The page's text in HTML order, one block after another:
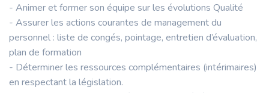
- Animer et former son équipe sur les évolutions Qualité
- Assurer les actions courantes de management du
personnel : liste de congés, pointage, entretien d’évaluation,
plan de formation
- Déterminer les ressources complémentaires (intérimaires)
en respectant la législation.